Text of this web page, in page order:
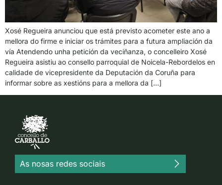
Xosé Regueira anunciou que está previsto acometer este ano a
mellora do firme e iniciar os trámites para a futura ampliación da
vía Atendendo unha petición da veciñanza, o concelleiro Xosé
Regueira asistiu ao consello parroquial de Noicela-Rebordelos en
calidade de vicepresidente da Deputación da Coruña para
informar sobre as xestións para a mellora da […]
As nosas redes sociais